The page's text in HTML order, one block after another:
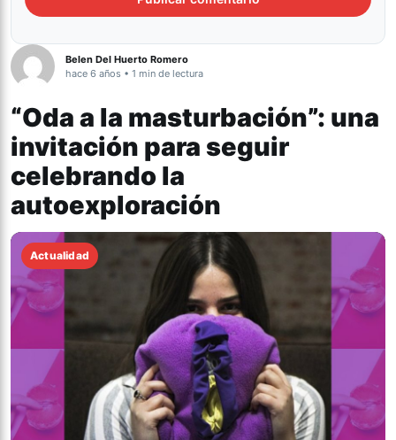
Belen Del Huerto Romero
hace 6 años • 1 min de lectura
“Oda a la masturbación”: una
invitación para seguir
celebrando la
autoexploración
Actualidad